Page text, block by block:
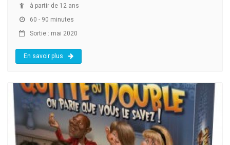
à partir de 12 ans
60 - 90 minutes
Sortie : mai 2020
En savoir plus